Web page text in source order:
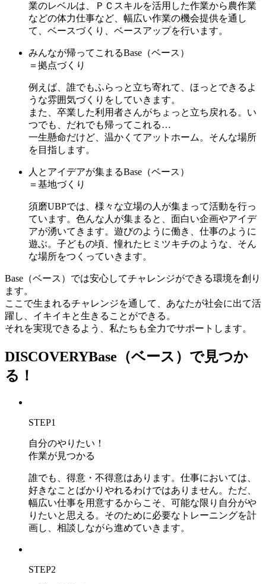
業のレベルは、ＰＣスキルを活用した作業から農作業
などの体力仕事など、幅広い作業の機会提供を通し
て、ベースづくり、ベースアップを行います。
みんなが帰ってこれるBase （ベース）
＝拠点づくり
例えば、誰でもふらっと立ち寄れて、ほっとできるよ
うな雰囲気づくりをしていきます。
また、卒業した利用者さんがちょっと立ち戻れる。い
つでも、だれでも帰ってこれる…
一生懸命だけど、温かくてアットホーム。そんな場所
を目指します。
人とアイデアが集まるBase （ベース）
＝基地づくり
須磨UBPでは、様々な立場の人が集まって活動を行っ
ています。色んな人が集まると、面白い企画やアイデ
アが湧いてきます。遊びのように働き、仕事のように
遊ぶ。子どもの頃、憧れたヒミツキチのような、そん
な場所をつくっていきます。
Base（ベース）では安心してチャレンジができる環境を創り
ます。
ここで生まれるチャレンジを通して、あなたが社会に出て活
躍し、イキイキと生きることができる。
それを実現できるよう、私たちも全力でサポートします。
DISCOVERYBase（ベース）で見つか
る！
STEP1
自分のやりたい！
作業が見つかる
誰でも、得意・不得意はあります。仕事においては、
好きなことばかりやれるわけではありません。ただ、
幅広い仕事を用意するからこそ、可能な限り自分がや
りたいと思える。そのために必要なトレーニングを計
画し、相談しながら進めていきます。
STEP2